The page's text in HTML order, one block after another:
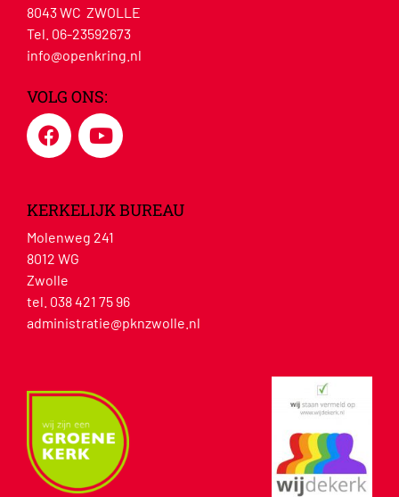
8043 WC ZWOLLE
Tel. 06-23592673
info@openkring.nl
VOLG ONS:
KERKELIJK BUREAU
Molenweg 241
8012 WG
Zwolle
tel. 038 421 75 96
administratie@pknzwolle.nl